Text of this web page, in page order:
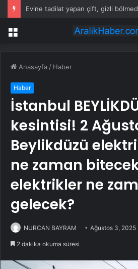
Menü
Anasayfa / Haber
Haber
İstanbul
kesintisi! 2
Beylikdüzü
ne zaman
elektrikler ne
gelecek?
NURCAN BAYRAM Ağustos 3, 2025
2 dakika okuma süresi